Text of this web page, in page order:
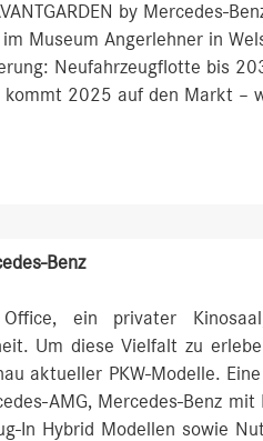
by Mercedes-
Museum Angerlehner in
Neufahrzeugflotte bis
kommt 2025 auf den Markt –
Benz
ein privater
Um diese Vielfalt zu
aktueller PKW-Modelle.
AMG, Mercedes-Benz mit
In Hybrid Modellen sowie